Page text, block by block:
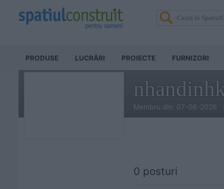
PRODUSE LUCRĂRI PROIECTE FURNIZORI
Membru din: 07-06-
0 posturi